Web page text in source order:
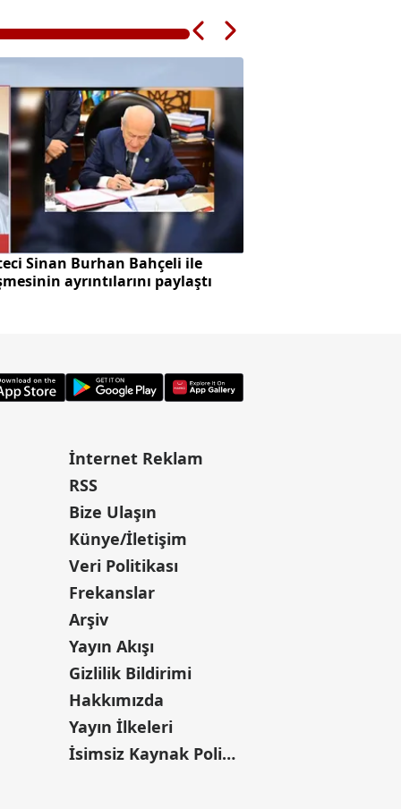
Sinan Burhan Bahçeli ile
ayrıntılarını paylaştı
İnternet Reklam
RSS
Bize Ulaşın
Künye/İletişim
Veri Politikası
Frekanslar
Arşiv
Yayın Akışı
Gizlilik Bildirimi
Hakkımızda
Yayın İlkeleri
İsimsiz Kaynak Politikası